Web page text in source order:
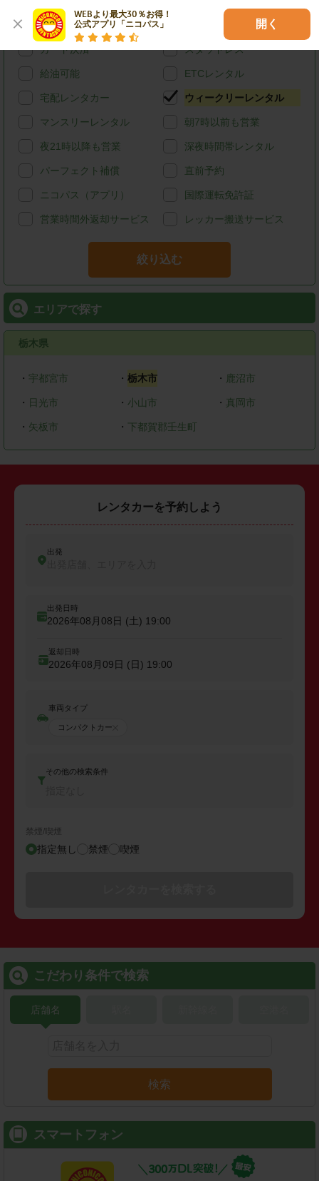
WEBより最大30％お得！
公式アプリ「ニコパス」
開く
ハイブリッド
カード決済 スタッドレス
給油可能 ETCレンタル
宅配レンタカー ウィークリーレンタル
マンスリーレンタル 朝7時以前も営業
夜21時以降も営業 深夜時間帯レンタル
パーフェクト補償 直前予約
ニコパス（アプリ） 国際運転免許証
営業時間外返却サービス レッカー搬送サービス
絞り込む
エリアで探す
栃木県
・ 宇都宮市 ・ 栃木市 ・ 鹿沼市
・ 日光市 ・ 小山市 ・ 真岡市
・ 矢板市 ・ 下都賀郡壬生町
レンタカーを予約しよう
出発
出発日時
2026年08月08日 (土) 19:00
返却日時
2026年08月09日 (日) 19:00
車両タイプ
コンパクトカー
その他の検索条件
禁煙/喫煙
指定無し 禁煙 喫煙
こだわり条件で検索
店舗名
検索
スマートフォン